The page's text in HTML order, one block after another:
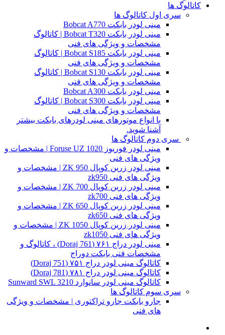
کاتالوگ ها
سری اول کاتالوگ ها
مینی لودر بابکت Bobcat A770
مینی لودر بابکت Bobcat T320 | کاتالوگ
مشخصات و ویژگی های فنی
مینی لودر بابکت Bobcat S185 | کاتالوگ
مشخصات و ویژگی های فنی
مینی لودر بابکت Bobcat S130 | کاتالوگ
مشخصات و ویژگی های فنی
مینی لودر بابکت Bobcat A300
مینی لودر بابکت Bobcat S300 | کاتالوگ
مشخصات و ویژگی های فنی
با انواع موتورهای مینی لودرهای بابکت بیشتر
آشنا شوید.
سری دوم کاتالوگ ها
مینی لودر فوریوز Foruse UZ 1020 | مشخصات و
ویژگی های فنی
مینی لودر زرین کوپال ZK 950 | مشخصات و
ویژگی های فنی zk950
مینی لودر زرین کوپال ZK 700 | مشخصات و
ویژگی های فنی zk700
مینی لودر زرین کوپال ZK 650 | مشخصات و
ویژگی های فنی zk650
مینی لودر زرین کوپال ZK 1050 | مشخصات و
ویژگی های فنی zk1050
مینی لودر دراج ۷۶۱ (Doraj 761) ، کاتالوگ و
مشخصات فنی بابکت دوراج
کاتالوگ مینی لودر دراج ۷۵۱ (Doraj 751)
کاتالوگ مینی لودر دراج ۷۸۱ (Doraj 781)
کاتالوگ مینی لودر سانوارد Sunward SWL 3210
سری سوم کاتالوگ ها
جارو بابکت جارو تراکتوری | مشخصات و ویژگی
های فنی